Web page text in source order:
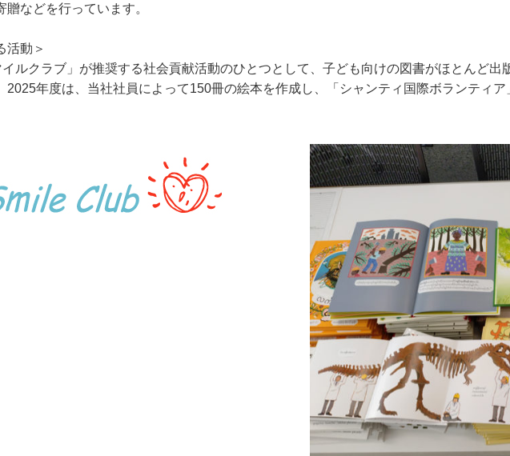
などを行っています。
活動＞
ルクラブ」が推奨する社会貢献活動のひとつとして、子ども向けの図書がほとんど
2025年度は、当社社員によって150冊の絵本を作成し、「シャンティ国際ボランティ